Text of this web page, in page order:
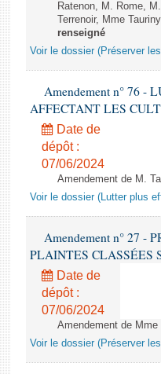
Ratenon, M. Rome,
Terrenoir, Mme
renseigné
Voir le dossier (Préserver
Amendement n° 76 -
AFFECTANT LES
Date de
dépôt :
07/06/2024
Amendement de M.
Voir le dossier (Lutter plus
Amendement n° 27 -
PLAINTES CLASSÉES
Date de
dépôt :
07/06/2024
Amendement de
Voir le dossier (Préserver